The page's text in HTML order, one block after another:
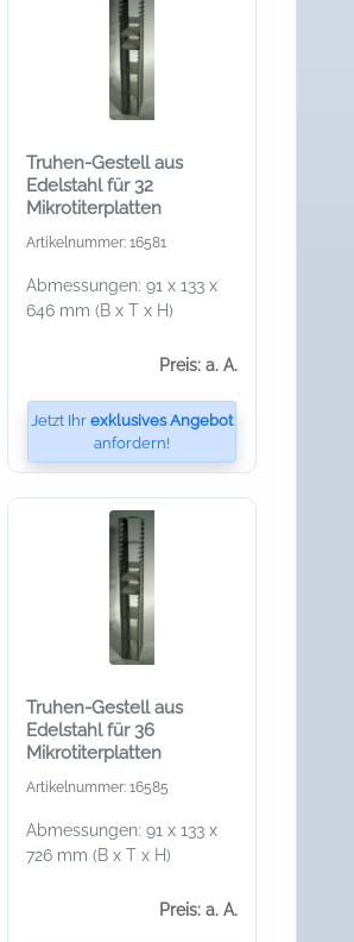
Truhen-Gestell aus
Edelstahl für 32
Mikrotiterplatten
Artikelnummer: 16581
Abmessungen: 91 x 133 x
646 mm (B x T x H)
Preis: a. A.
Jetzt Ihr exklusives Angebot
anfordern!
Truhen-Gestell aus
Edelstahl für 36
Mikrotiterplatten
Artikelnummer: 16585
Abmessungen: 91 x 133 x
726 mm (B x T x H)
Preis: a. A.